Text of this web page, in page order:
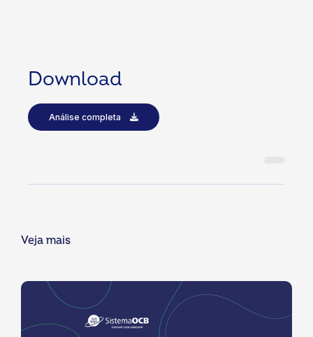
Download
Análise completa
Veja mais